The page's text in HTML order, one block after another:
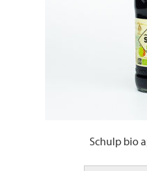
Schulp bio